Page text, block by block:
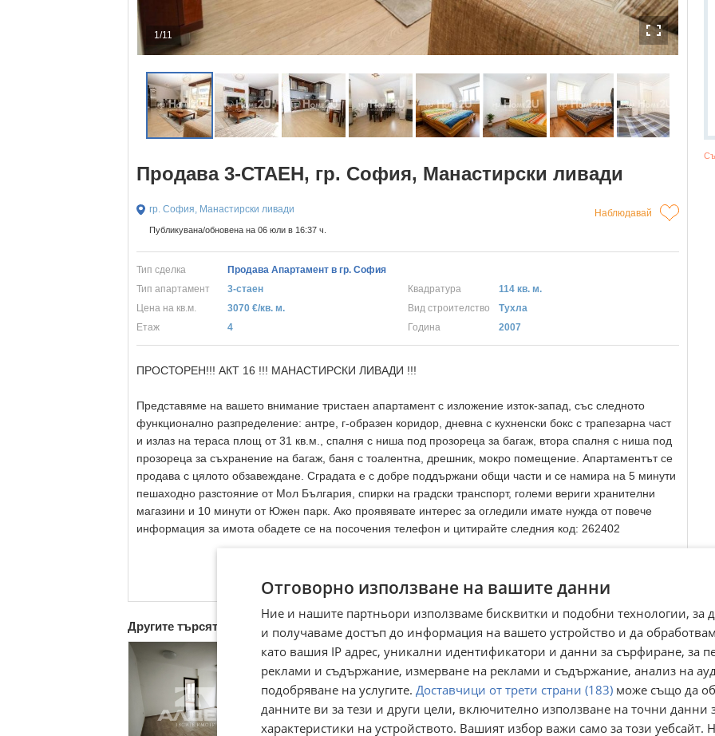
1/11
Продава 3-СТАЕН, гр. София, Манастирски ливади
гр. София, Манастирски ливади Наблюдавай
Публикувана/обновена на 06 юли в 16:37 ч.
Тип сделка
Продава Апартамент в гр. София
Тип апартамент
3-стаен Квадратура
114 кв. м.
Цена на кв.м.
3070 €/кв. м. Вид строителство
Тухла
Eтаж
4 Година 2007
ПРОСТОРЕН!!! АКТ 16 !!! МАНАСТИРСКИ ЛИВАДИ !!!
Представяме на вашето внимание тристаен апартамент с изложение изток-запад, със следното
функционално разпределение: антре, г-образен коридор, дневна с кухненски бокс с трапезарна част
и излаз на тераса площ от 31 кв.м., спалня с ниша под прозореца за багаж, втора спалня с ниша под
прозореца за съхранение на багаж, баня с тоалентна, дрешник, мокро помещение. Апартаментът се
продава с цялото обзавеждане. Сградата е с добре поддържани общи части и се намира на 5 минути
пешаходно разстояние от Мол България, спирки на градски транспорт, големи вериги хранителни
магазини и 10 минути от Южен парк. Ако проявявате интерес за огледили имате нужда от повече
информация за имота обадете се на посочения телефон и цитирайте следния код: 262402
☆
☆
Другите търсят също
Отговорно използване на вашите данни
Ние и нашите партньори използваме бисквитки и подобни технологии, за
и получаваме достъп до информация на вашето устройство и да
като вашия IP адрес, уникални идентификатори и данни за сърфиране, за
реклами и съдържание, измерване на реклами и съдържание, анализ на
подобряване на услугите. Доставчици от трети страни (183) може също да
данните ви за тези и други цели, включително използване на точни данни
характеристики на устройството. Вашият избор важи само за този уебсайт.